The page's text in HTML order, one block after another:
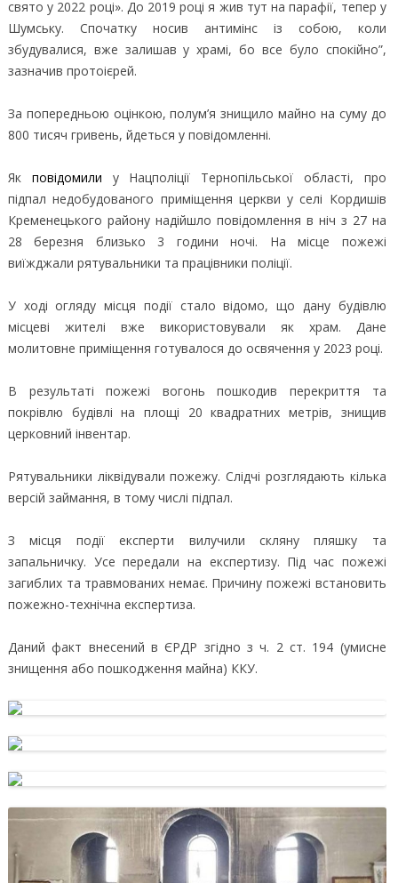
свято у 2022 році». До 2019 році я жив тут на парафії, тепер у
Шумську. Спочатку носив антимінс із собою, коли
збудувалися, вже залишав у храмі, бо все було спокійно”,
зазначив протоієрей.
За попередньою оцінкою, полум’я знищило майно на суму до
800 тисяч гривень, йдеться у повідомленні.
Як повідомили у Нацполіції Тернопільської області, про
підпал недобудованого приміщення церкви у селі Кордишів
Кременецького району надійшло повідомлення в ніч з 27 на
28 березня близько 3 години ночі. На місце пожежі
виїжджали рятувальники та працівники поліції.
У ході огляду місця події стало відомо, що дану будівлю
місцеві жителі вже використовували як храм. Дане
молитовне приміщення готувалося до освячення у 2023 році.
В результаті пожежі вогонь пошкодив перекриття та
покрівлю будівлі на площі 20 квадратних метрів, знищив
церковний інвентар.
Рятувальники ліквідували пожежу. Слідчі розглядають кілька
версій займання, в тому числі підпал.
З місця події експерти вилучили скляну пляшку та
запальничку. Усе передали на експертизу. Під час пожежі
загиблих та травмованих немає. Причину пожежі встановить
пожежно-технічна експертиза.
Даний факт внесений в ЄРДР згідно з ч. 2 ст. 194 (умисне
знищення або пошкодження майна) ККУ.